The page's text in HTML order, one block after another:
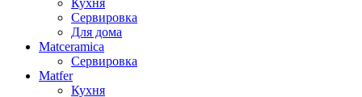
Кухня
Сервировка
Для дома
Matceramica
Сервировка
Matfer
Кухня